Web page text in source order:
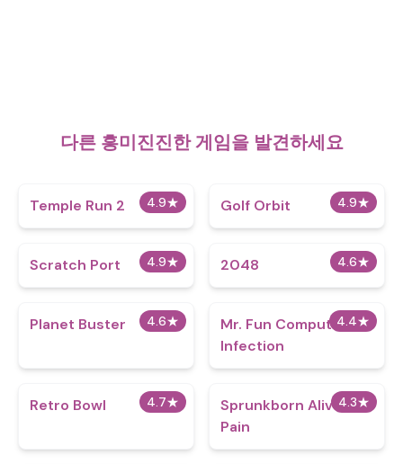
다른 흥미진진한 게임을 발견하세요
4.9★
Temple Run 2 4.9★
Golf Orbit
4.9★
Scratch Port 4.6★
2048
4.6★
Planet Buster 4.4★
Mr. Fun Computer
Infection
4.7★
Retro Bowl 4.3★
Sprunkborn Alive in
Pain